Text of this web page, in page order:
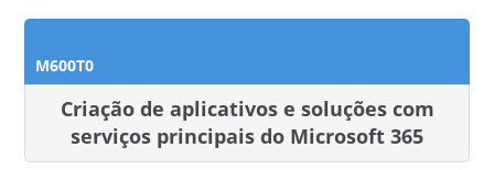
M600T0
Criação de aplicativos e soluções com
serviços principais do Microsoft 365